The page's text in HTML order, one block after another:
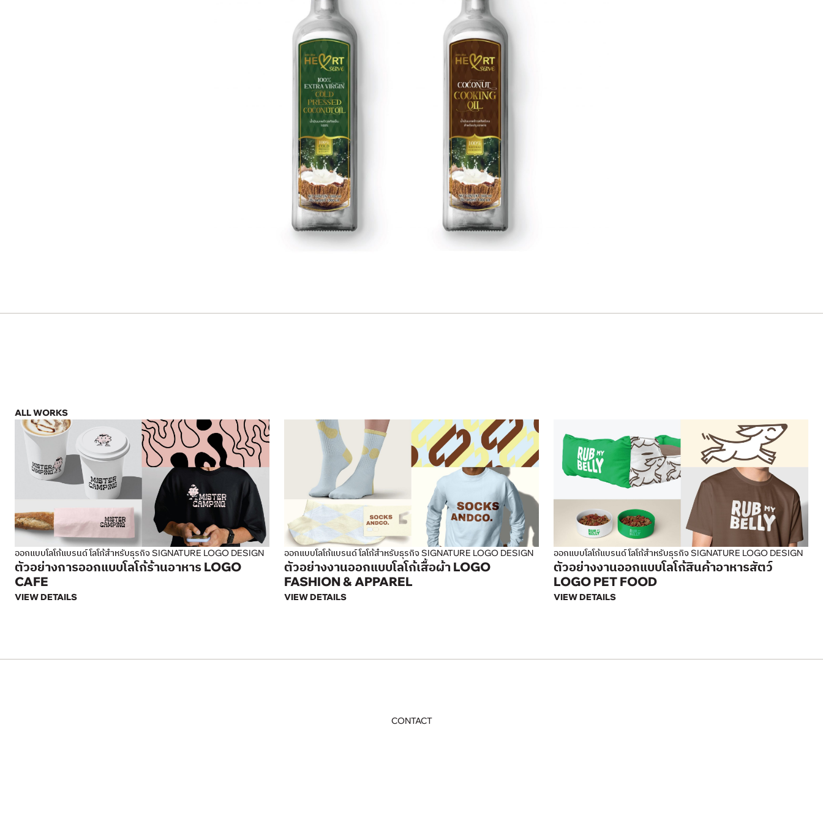
ALL WORKS
ออกแบบโลโก้แบรนด์ โลโก้สำหรับธุรกิจ SIGNATURE LOGO DESIGN
ตัวอย่างการออกแบบโลโก้ร้านอาหาร LOGO
CAFE
VIEW DETAILS
ออกแบบโลโก้แบรนด์ โลโก้สำหรับธุรกิจ SIGNATURE LOGO DESIGN
ตัวอย่างงานออกแบบโลโก้เสื้อผ้า LOGO
FASHION & APPAREL
VIEW DETAILS
ออกแบบโลโก้แบรนด์ โลโก้สำหรับธุรกิจ SIGNATURE LOGO DESIGN
ตัวอย่างงานออกแบบโลโก้สินค้าอาหารสัตว์
LOGO PET FOOD
VIEW DETAILS
CONTACT